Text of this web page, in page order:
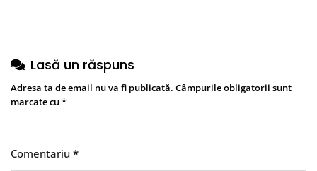
articole
Lasă un răspuns
Adresa ta de email nu va fi publicată. Câmpurile obligatorii sunt
marcate cu*
Comentariu *